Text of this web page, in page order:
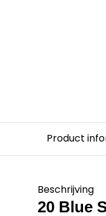
Product
Beschrijving
20 Blue